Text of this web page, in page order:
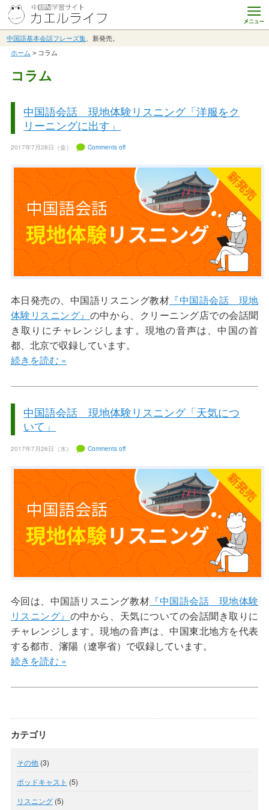
中国語基本会話フレーズ集 、新発売。
ホーム > コラム
コラム
中国語会話 現地体験リスニング「洋服をク
リーニングに出す」
2017年7月28日（金） Comments off
本日発売の、中国語リスニング教材 『中国語会話 現地
体験リスニング』 の中から、クリーニング店での会話聞
き取りにチャレンジします。現地の音声は、中国の首
都、北京で収録しています。
続きを読む »
中国語会話 現地体験リスニング「天気につ
いて」
2017年7月26日（水） Comments off
今回は、中国語リスニング教材 『中国語会話 現地体験
リスニング』 の中から、天気についての会話聞き取りに
チャレンジします。現地の音声は、中国東北地方を代表
する都市、瀋陽（遼寧省）で収録しています。
続きを読む »
カテゴリ
その他(3)
ポッドキャスト (5)
リスニング(5)